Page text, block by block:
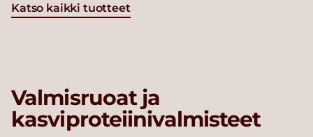
Katso kaikki tuotteet
Valmisruoat ja
kasviproteiinivalmisteet